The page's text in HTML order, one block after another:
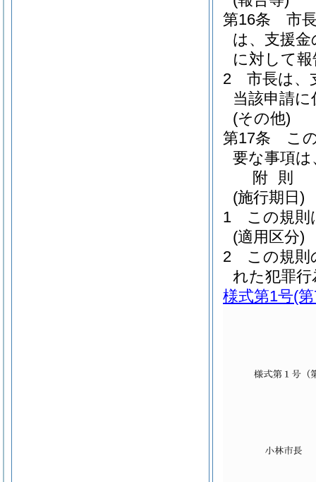
第16条
市
は、支援
に対して
2
市長は、
当該申請
(その他)
第17条
こ
要な事項
附 則
(施行期日)
1
この規則
(適用区分)
2
この規則
れた犯罪
様式第1号(